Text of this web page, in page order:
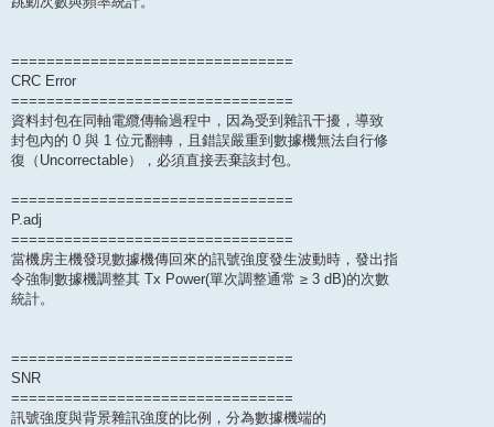
================================
CRC Error
================================
資料封包在同軸電纜傳輸過程中，因為受到雜訊干擾，導致
封包內的 0 與 1 位元翻轉，且錯誤嚴重到數據機無法自行修
復（Uncorrectable），必須直接丟棄該封包。
================================
P.adj
================================
當機房主機發現數據機傳回來的訊號強度發生波動時，發出指
令強制數據機調整其 Tx Power(單次調整通常 ≥ 3 dB)的次數
統計。
================================
SNR
================================
訊號強度與背景雜訊強度的比例，分為數據機端的